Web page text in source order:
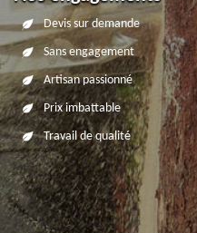
Devis sur demande
Sans engagement
Artisan passionné
Prix imbattable
Travail de qualité